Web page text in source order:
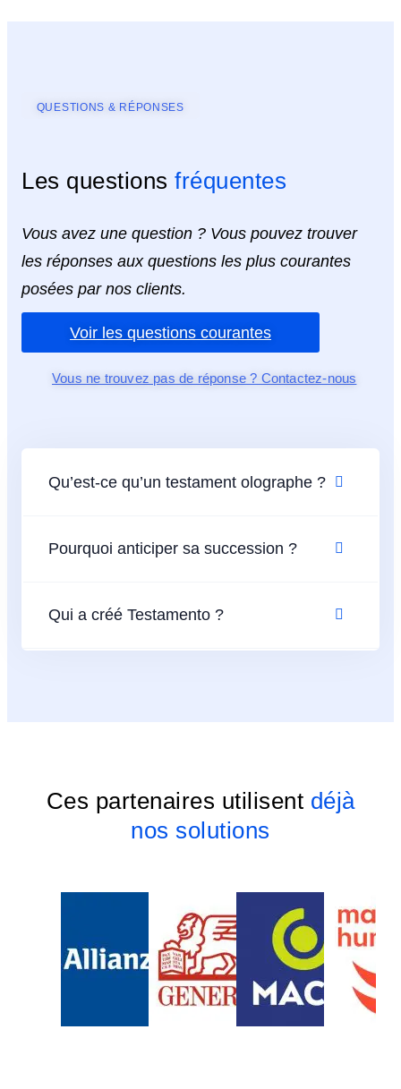
QUESTIONS & RÉPONSES
Les questions fréquentes
Vous avez une question ? Vous pouvez trouver
les réponses aux questions les plus courantes
posées par nos clients.
Voir les questions courantes
Vous ne trouvez pas de réponse ? Contactez-nous
Qu’est-ce qu’un testament olographe ?
Pourquoi anticiper sa succession ?
Qui a créé Testamento ?
Ces partenaires utilisent déjà
nos solutions